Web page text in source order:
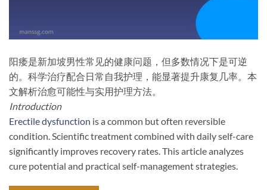
阳痿是新加坡男性常见的健康问题，但多数情况下是可逆
的。科学治疗配合日常自我护理，能显著提升康复几率。本
文解析治愈可能性与实用护理方法。
Introduction
Erectile dysfunction is a common but often reversible
condition. Scientific treatment combined with daily self-care
significantly improves recovery rates. This article analyzes
cure potential and practical self-management strategies.